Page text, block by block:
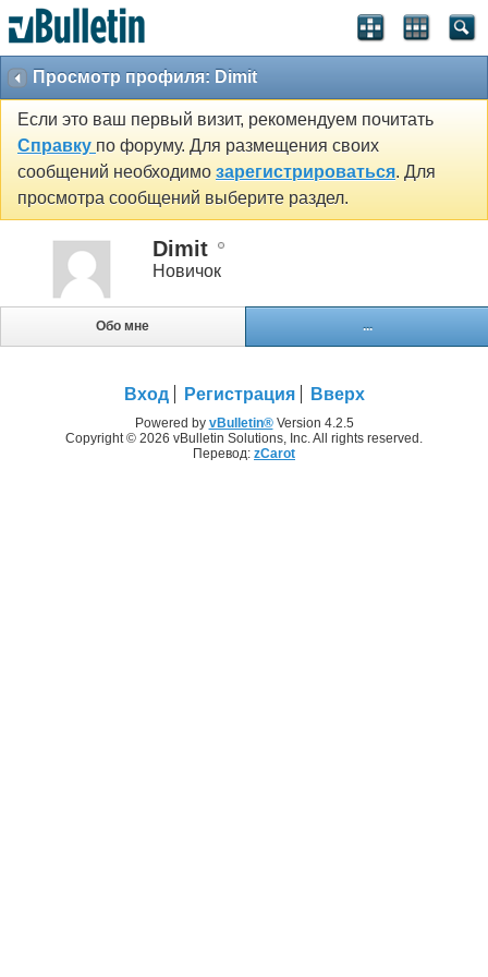
Просмотр профиля: Dimit
Если это ваш первый визит, рекомендуем почитать
Справку по форуму. Для размещения своих
сообщений необходимо зарегистрироваться. Для
просмотра сообщений выберите раздел.
Dimit
Новичок
Обо мне ...
Вход Регистрация Вверх
Powered by vBulletin®Version 4.2.5
Copyright © 2026 vBulletin Solutions, Inc. All rights reserved.
Перевод: zCarot